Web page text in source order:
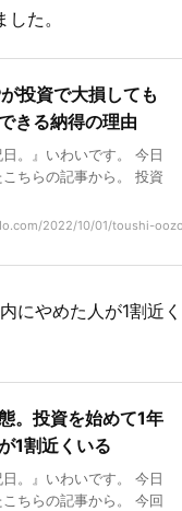
た。
投資で大損しても
きる納得の理由
。』いわいです。 今日
ちらの記事から。 投資
2022/10/01/toushi-
にやめた人が1割近
。投資を始めて1年
1割近くいる
。』いわいです。 今日
ちらの記事から。 今回